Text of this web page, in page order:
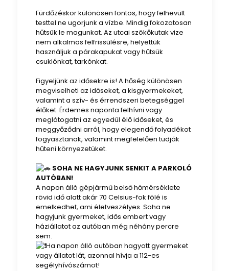
Fürdőzéskor különösen fontos, hogy felhevült
testtel ne ugorjunk a vízbe. Mindig fokozatosan
hűtsük le magunkat. Az utcai szökőkutak vize
nem alkalmas felfrissülésre, helyettük
használjuk a párakapukat vagy hűtsük
csuklónkat, tarkónkat.
Figyeljünk az idősekre is! A hőség különösen
megviselheti az időseket, a kisgyermekeket,
valamint a szív- és érrendszeri betegséggel
élőket. Érdemes naponta felhívni vagy
meglátogatni az egyedül élő időseket, és
meggyőződni arról, hogy elegendő folyadékot
fogyasztanak, valamint megfelelően tudják
hűteni környezetüket.
SOHA NE HAGYJUNK SENKIT A PARKOLÓ
AUTÓBAN!
A napon álló gépjármű belső hőmérséklete
rövid idő alatt akár 70 Celsius-fok fölé is
emelkedhet, ami életveszélyes. Soha ne
hagyjunk gyermeket, idős embert vagy
háziállatot az autóban még néhány percre
sem.
Ha napon álló autóban hagyott gyermeket
vagy állatot lát, azonnal hívja a 112-es
segélyhívószámot!